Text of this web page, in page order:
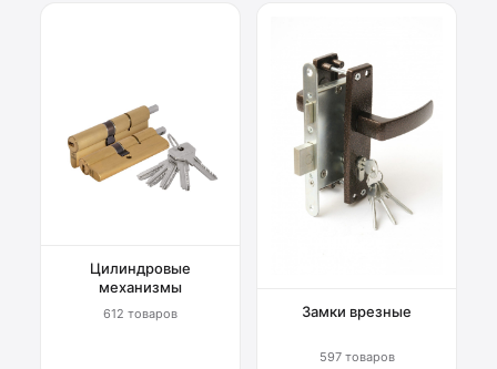
Цилиндровые
механизмы
612 товаров Замки врезные
597 товаров